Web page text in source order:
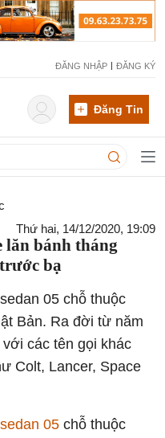
ĐĂNG NHẬP ĐĂNG KÝ
Đăng Tin
Thứ hai, 14/12/2020, 19:09
lăn bánh tháng
bạ
05 chỗ thuộc
Bản. Ra đời từ năm
các tên gọi khác
Colt, Lancer, Space
05 chỗ thuộc